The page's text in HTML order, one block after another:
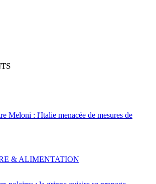
Meloni : l'Italie menacée de mesures de
& ALIMENTATION